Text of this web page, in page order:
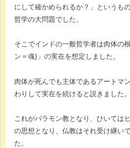
にして確かめられるか？」というも
哲学の大問題でした。
そこでインドの一般哲学者は肉体の
ン＝魂)」の実在を想定しました。
肉体が死んでも主体であるアートマ
わりして実在を続けると説きました。
これがバラモン教となり、ひいては
の思想となり、仏教はそれ受け継い
た。